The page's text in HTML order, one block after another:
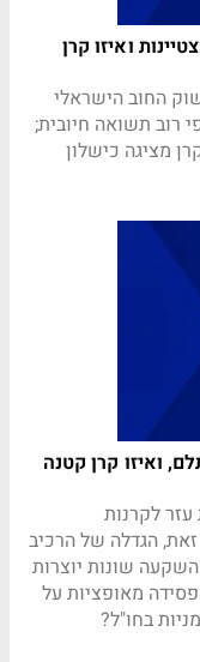
ואיזו קרן
החוב הישראלי
רוב תשואה חיובית;
מציגה כישלון
ואיזו קרן קטנה
לקרנות
זאת, הגדלה של הרכיב
שונות יוצרות
מאופציות על
בחו"ל?